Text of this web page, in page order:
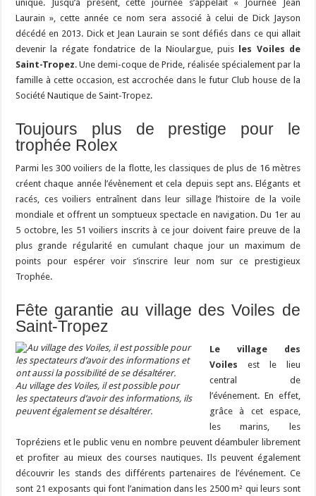
unique. Jusqu’à présent, cette journée s’appelait « Journée Jean
Laurain », cette année ce nom sera associé à celui de Dick Jayson
décédé en 2013. Dick et Jean Laurain se sont défiés dans ce qui allait
devenir la régate fondatrice de la Nioulargue, puis
les Voiles de
Saint-Tropez. Une demi-coque de Pride, réalisée spécialement par la
famille à cette occasion, est accrochée dans le futur Club house de la
Société Nautique de Saint-Tropez.
Toujours plus de prestige pour le
trophée Rolex
Parmi les 300 voiliers de la flotte, les classiques de plus de 16 mètres
créent chaque année l’évènement et cela depuis sept ans. Elégants et
racés, ces voiliers entraînent dans leur sillage l’histoire de la voile
mondiale et offrent un somptueux spectacle en navigation. Du 1er au
5 octobre, les 51 voiliers inscrits à ce jour doivent faire preuve de la
plus grande régularité en cumulant chaque jour un maximum de
points pour espérer voir s’inscrire leur nom sur ce prestigieux
Trophée.
Fête garantie au village des Voiles de
Saint-Tropez
Au village des Voiles, il est possible pour
les spectateurs d’avoir des informations, ils
peuvent également se désaltérer.
Le village des
Voiles est le lieu
central de
l’événement. En effet,
grâce à cet espace,
les marins, les
Topréziens et le public venu en nombre peuvent déambuler librement
et profiter au mieux des courses nautiques. Ils peuvent également
découvrir les stands des différents partenaires de l’événement. Ce
sont 21 exposants qui font l’animation dans les 2500 m² qui leurs sont